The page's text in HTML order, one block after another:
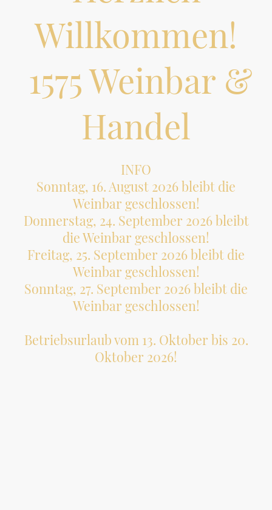
Willkommen!
1575 Weinbar &
Handel
INFO
Sonntag, 16. August 2026 bleibt die
Weinbar geschlossen!
Donnerstag, 24. September 2026 bleibt
die Weinbar geschlossen!
Freitag, 25. September 2026 bleibt die
Weinbar geschlossen!
Sonntag, 27. September 2026 bleibt die
Weinbar geschlossen!
Betriebsurlaub vom 13. Oktober bis 20.
Oktober 2026!